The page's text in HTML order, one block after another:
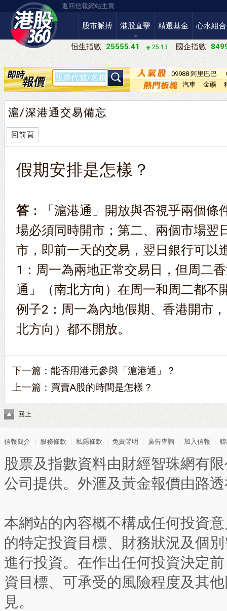
返回信報網站主頁
股市脈搏 港股直擊 精選基金 心水組合
恒生指數 25555.41 25.13 國企指數
09988 阿里巴巴
－Ｗ汽車
金礦
滬/深港通交易備忘
回前頁
假期安排是怎樣？
答：「滬港通」開放與否視乎兩個條
場必須同時開市；第二、兩個市場翌
市，即前一天的交易，翌日銀行可以
1：周一為兩地正常交易日，但周二
通」（南北方向）在周一和周二都不
例子2：周一為內地假期、香港開市
北方向）都不開放。
下一篇： 能否用港元參與「滬港通」？
上一篇： 買賣A股的時間是怎樣？
回上
信報簡介 服務條款 私隱條款 免責聲明 廣告查詢 加入信報
股票及指數資料由財經智珠網有
公司提供。外滙及黃金報價由路
本網站的內容概不構成任何投資
的特定投資目標、財務狀況及個
進行投資。在作出任何投資決定
資目標、可承受的風險程度及其
見。